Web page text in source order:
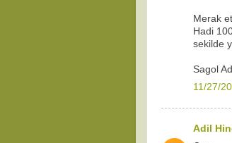
Merak
Hadi
sekilde
Sagol
11/27/
Adil